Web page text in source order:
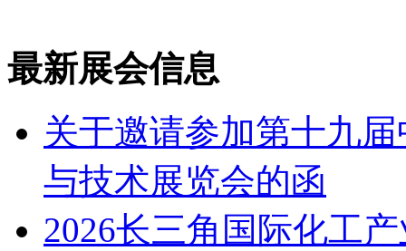
最新展会信息
关于邀请参加第十九
与技术展览会的函
2026长三角国际化工